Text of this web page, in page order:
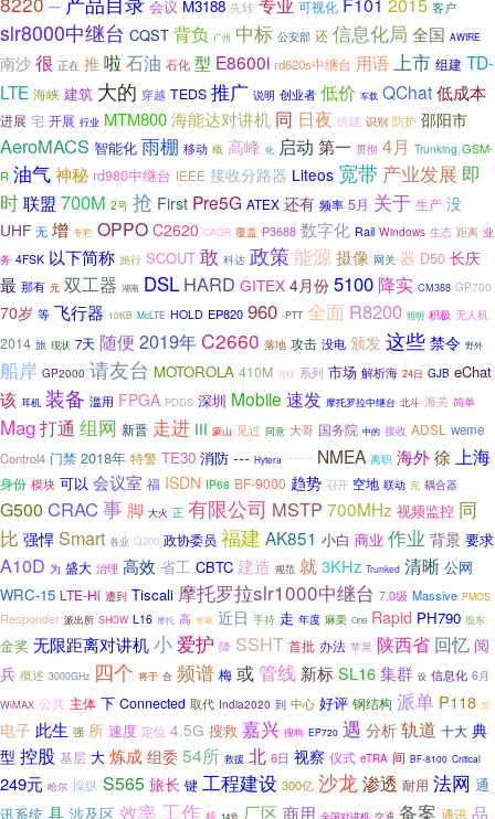
一 会议 M3188 先转 可视化 客户
slr8000中继台 CQST 背负 广州 中标 公安部 还 信息化局 全国 AWIRE
南沙 很 正在 推 啦 石油 石化 型 E8600i rd620s中继台 用语上市 组建 TD-
LTE 海峡 建筑 大的 穿越 TEDS 推广 说明 创业者 低价 车载 QChat低成本
进展 宅 开展 行业 MTM800海能达对讲机 同 日夜 统建 识别 防护 邵阳市
AeroMACS 智能化 雨棚 移动 概 高峰 化 启动 第一 贯彻 4月 Trunking GSM-
R 油气神秘 rd980中继台 IEEE 接收分路器 Liteos 宽带 产业发展 即
时联盟 700M 2号 抢 First Pre5G ATEX 还有 频率 5月 关于 生产 没
UHF 无 增 专栏 OPPO C2620 CAGR 覆盖 P3688 数字化 Rail Windows 生态 距离 业
务 4FSK 以下简称 施行 SCOUT 敢 科达 政策能源摄像 网关 器 D50 长庆
最 那有 元 双工器 湖南 DSL HARD GITEX 4月份 5100降实 CM388 GP700
70岁 等 飞行器 10KB McLTE HOLD EP820 960 -PTT 全面 R8200 照明 积极 无人机
2014 旅 现状 7天 随便 2019年C2660 落地 攻击 没电 颁发 这些 禁令 野外
船岸 GP2000 请友台 MOTOROLA 410M 清移 系列 市场 解析海 24日 GJB eChat
该 耳机 装备 滥用 FPGA PDDS 深圳 Mobile 速发 摩托罗拉中继台 北斗 海关 简单
Mag打通 组网 新晋 走进 III 蒙山 见过 同意 大哥 国务院 中的 接收 ADSL weme
Control4 门禁 2018年 特警 TE30 消防 --- Hytera ---- NMEA 离职 海外徐 上海
身份 模块 可以 会议室 福 ISDN IP68 BF-9000 趋势 召开 空地 联动 完 耦合器
G500 CRAC 事 脚 大火 正 有限公司 MSTP 700MHz 视频监控 同
比 强悍 Smart 各业 Q200 政协委员 福建 AK851 小白 商业 作业 背景 要求
A10D 为 盛大 治理 高效 省工 CBTC 建造 规范 就3KHz Trunked 清晰 公网
WRC-15 LTE-Hi 遭到 Tiscali 摩托罗拉slr1000中继台 7.0级 Massive PMOS
Responder 派出所 SHOW L16 摩托 高 专家 近日 手持 走 年度 麻栗 One Rapid PH790 股东
金奖 无限距离对讲机小爱护 降 SSHT 首批 办法 苹果 陕西省 回忆 阅
兵 概述 3000GHz 四个 将于 合 频谱 梅 或管线 新标SL16集群 设 信息化 6月
WiMAX 公共 主体 下 Connected 取代 India2020 到 中心 好评 钢结构 派单 P118 怎
电子 此生 强 所 速度 定位 4.5G 搜救 嘉兴 搜狗 EP720 遇 分析轨道 十大 典
型 控股 基层 大 炼成 组委 54所 救援 北 6日 视察 仪式 eTRA 间 BF-8100 Critical
249元 哈尔 操纵 S565 旅长 键 工程建设 300亿 沙龙渗透 耐用 法网 通
讯系统 具 涉及区 效率 工作 核 14号 厂区 商用 全国对讲机 备案 通讯 品